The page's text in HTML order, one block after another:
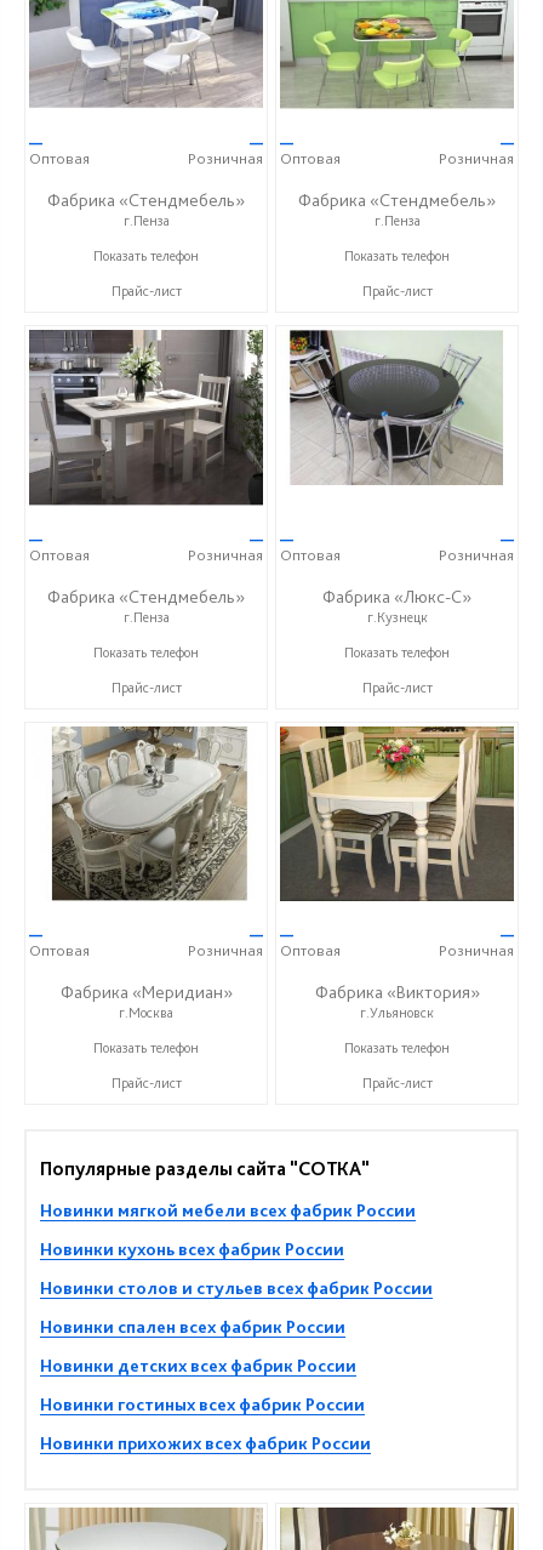
—
Оптовая
—
Розничная
Фабрика «Стендмебель»
г.Пенза
+7 (8412) 99-02-52
Показать телефон
Прайс-лист
—
Оптовая
—
Розничная
Фабрика «Стендмебель»
г.Пенза
+7 (8412) 99-02-52
Показать телефон
Прайс-лист
—
Оптовая
—
Розничная
Фабрика «Стендмебель»
г.Пенза
+7 (8412) 99-02-52
Показать телефон
Прайс-лист
—
Оптовая
—
Розничная
Фабрика «Люкс-С»
г.Кузнецк
+ 7 (999) 748-11-11
Показать телефон
Прайс-лист
—
Оптовая
—
Розничная
Фабрика «Меридиан»
г.Москва
+7 (495) 662-33-74
Показать телефон
Прайс-лист
—
Оптовая
—
Розничная
Фабрика «Виктория»
г.Ульяновск
+7 (8422) 25-08-05
Показать телефон
Прайс-лист
Популярные разделы сайта "СОТКА"
Новинки мягкой мебели всех фабрик России
Новинки кухонь всех фабрик России
Новинки столов и стульев всех фабрик России
Новинки спален всех фабрик России
Новинки детских всех фабрик России
Новинки гостиных всех фабрик России
Новинки прихожих всех фабрик России